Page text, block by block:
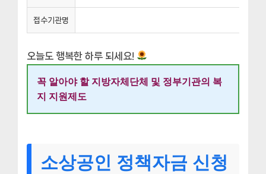
접수기관명
오늘도 행복한 하루 되세요!
꼭 알아야 할 지방자체단체 및 정부기관의 복
지 지원제도
소상공인 정책자금 신청